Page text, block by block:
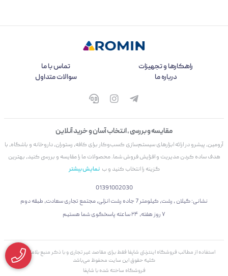
راهکارها و تجهیزات
تماس با ما
درباره ما
سوالات متداول
مقایسه و بررسی ، انتخاب آسان و خرید آنلاین
آرومین، پیشرو در ارائه ابزارهای سیستم‌سازی کسب‌وکار برای کافه، رستوران، داروخانه و باشگاه، با
هدف ساده کردن مدیریت و افزایش فروش شما. محصولات ما را مقایسه و بررسی کنید، بهترین
گزینه را انتخاب کنید و ب نمایش بیشتر
01391002030
نشانی: گیلان ، رشت، کیلومتر 7 جاده رشت انزلی، مجتمع تجاری سعادت، طبقه دوم
۷ روز هفته، ۲۴ ساعته پاسخگوی شما هستیم
استفاده از مطالب فروشگاه اینترنتی شاپفا فقط برای مقاصد غیر تجاری و با ذکر منبع بلامانع است.
کليه حقوق اين سايت محفوظ می‌باشد
فروشگاه ساخته شده با شاپفا